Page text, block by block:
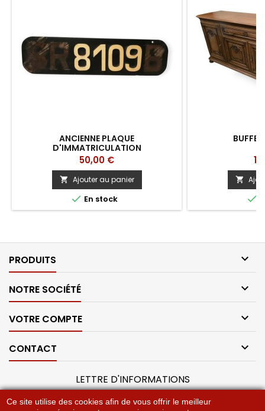
ANCIENNE PLAQUE
D'IMMATRICULATION
Prix
50,00 €
 Ajouter au panier
 En stock


PRODUITS 
NOTRE SOCIÉTÉ 
VOTRE COMPTE 
CONTACT 
Ce site utilise des cookies afin de vous offrir le meilleur
LETTRE D'INFORMATIONS